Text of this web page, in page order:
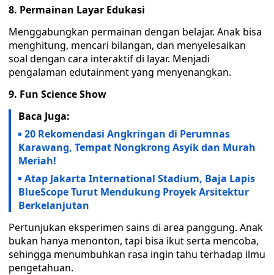
8. Permainan Layar Edukasi
‎Menggabungkan permainan dengan belajar. Anak bisa
menghitung, mencari bilangan, dan menyelesaikan
soal dengan cara interaktif di layar. Menjadi
pengalaman edutainment yang menyenangkan.
9. Fun Science Show
Baca Juga:
20 Rekomendasi Angkringan di Perumnas
Karawang, Tempat Nongkrong Asyik dan Murah
Meriah!
Atap Jakarta International Stadium, Baja Lapis
BlueScope Turut Mendukung Proyek Arsitektur
Berkelanjutan
‎Pertunjukan eksperimen sains di area panggung. Anak
bukan hanya menonton, tapi bisa ikut serta mencoba,
sehingga menumbuhkan rasa ingin tahu terhadap ilmu
pengetahuan.